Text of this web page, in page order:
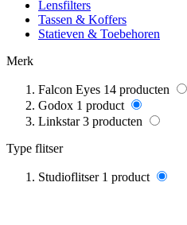
Lensfilters
Tassen & Koffers
Statieven & Toebehoren
Merk
Falcon Eyes 14 producten
Godox 1 product
Linkstar 3 producten
Type flitser
Studioflitser 1 product